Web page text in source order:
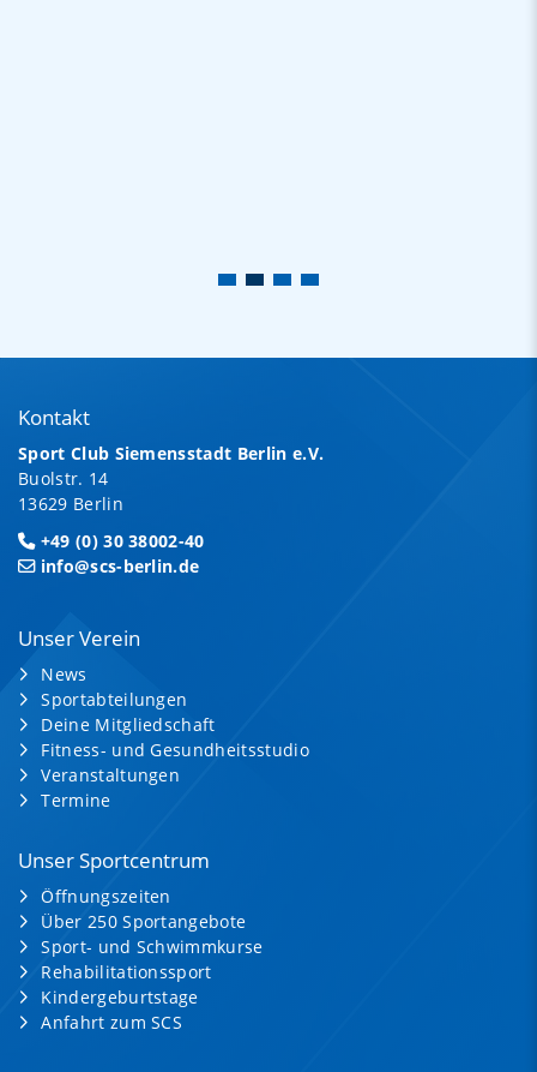
Kontakt
Sport Club Siemensstadt Berlin e.V.
Buolstr. 14
13629 Berlin
+49 (0) 30 38002-40
info@scs-berlin.de
Unser Verein
News
Sportabteilungen
Deine Mitgliedschaft
Fitness- und Gesundheitsstudio
Veranstaltungen
Termine
Unser Sportcentrum
Öffnungszeiten
Über 250 Sportangebote
Sport- und Schwimmkurse
Rehabilitationssport
Kindergeburtstage
Anfahrt zum SCS